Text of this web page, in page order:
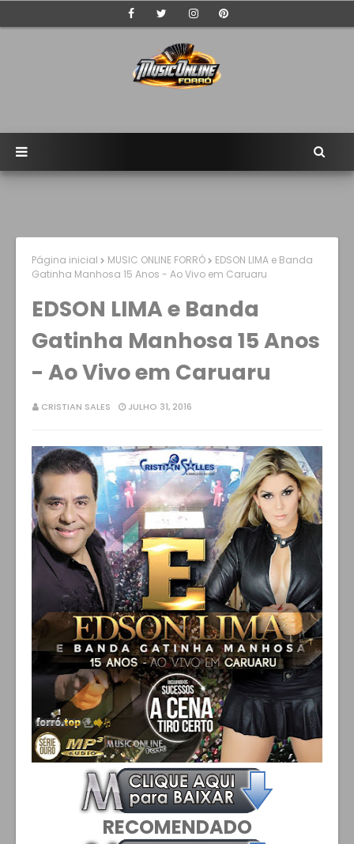
Página inicial MUSIC ONLINE FORRÓ
EDSON LIMA e Banda
Gatinha Manhosa 15 Anos - Ao Vivo em Caruaru
EDSON LIMA e Banda
Gatinha Manhosa 15 Anos
- Ao Vivo em Caruaru
CRISTIAN SALES JULHO 31, 2016
RECOMENDADO